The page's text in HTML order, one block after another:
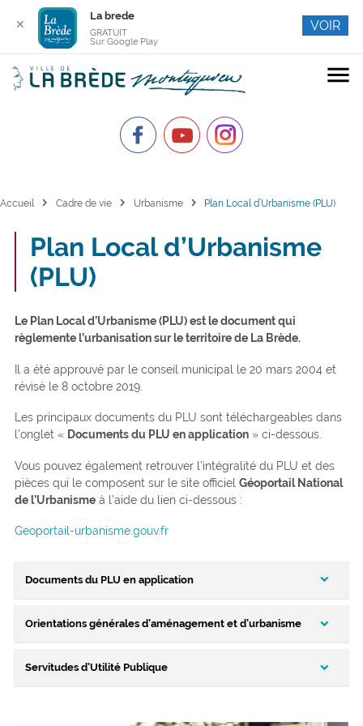
menu
Accueil chevron_right Cadre de vie chevron_right Urbanisme chevron_right Plan Local d’Urbanisme (PLU)
Plan Local d’Urbanisme
(PLU)
Le Plan Local d’Urbanisme (PLU) est le document qui
règlemente l’urbanisation sur le territoire de La Brède.
Il a été approuvé par le conseil municipal le 20 mars 2004 et
révisé le 8 octobre 2019.
Les principaux documents du PLU sont téléchargeables dans
l’onglet « Documents du PLU en application» ci-dessous.
Vous pouvez également retrouver l’intégralité du PLU et des
pièces qui le composent sur le site officiel Géoportail National
de l’Urbanismeà l’aide du lien ci-dessous :
Geoportail-urbanisme.gouv.fr
Documents du PLU en application
Les principaux documents sont téléchargeables ci-dessous.
Orientations générales d’aménagement et d’urbanisme
Les grandes orientations d’aménagement, d’équipement et
Servitudes d’Utilité Publique
✕
La brede
GRATUIT
Sur Google Play
VOIR